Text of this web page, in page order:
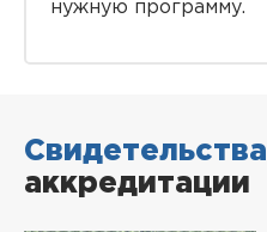
нужную программу.
Свидетельства
аккредитации